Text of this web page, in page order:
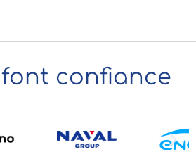
confiance